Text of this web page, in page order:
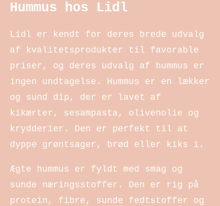
Hummus hos Lidl
Lidl er kendt for deres brede udvalg
af kvalitetsprodukter til favorable
priser, og deres udvalg af hummus er
ingen undtagelse. Hummus er en lækker
og sund dip, der er lavet af
kikærter, sesampasta, olivenolie og
krydderier. Den er perfekt til at
dyppe grøntsager, brød eller kiks i.
Ægte hummus er fyldt med smag og
sunde næringsstoffer. Den er rig på
protein, fibre, sunde fedtstoffer og